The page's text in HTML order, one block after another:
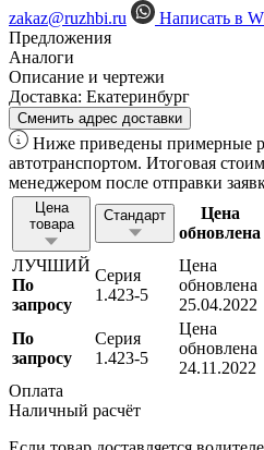
zakaz@ruzhbi.ru
Написать в
Предложения
Аналоги
Описание и чертежи
Доставка: Екатеринбург
Сменить адрес доставки
Ниже приведены примерные
автотранспортом. Итоговая
менеджером после отправки
Цена
товара
Стандарт
Цена
обновлена
ЛУЧШИЙ
По
запросу
Серия
1.423-5
Цена
обновлена
25.04.2022
По
запросу
Серия
1.423-5
Цена
обновлена
24.11.2022
Оплата
Наличный расчёт